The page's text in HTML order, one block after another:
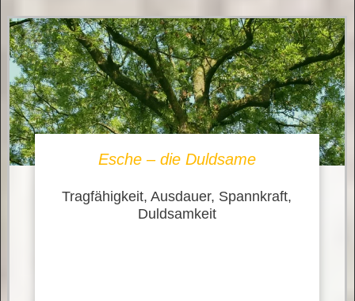
Esche – die Duldsame
Tragfähigkeit, Ausdauer, Spannkraft,
Duldsamkeit